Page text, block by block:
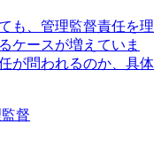
も、管理監督責任を理
ケースが増えていま
が問われるのか、具体
督